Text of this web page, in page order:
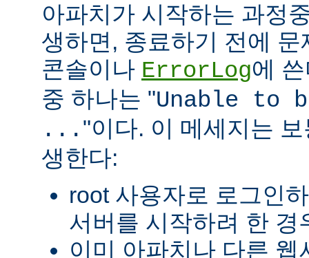
아파치가 시작하는 과정
생하면, 종료하기 전에
콘솔이나 ErrorLog에
중 하나는 "Unable to
... "이다. 이 메세지는
생한다:
root 사용자로 로그인
서버를 시작하려 한 경
이미 아파치나 다른